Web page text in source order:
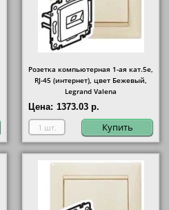
Розетка компьютерная 1-ая кат.5е,
RJ-45 (интернет), цвет Бежевый,
Legrand Valena
Цена: 1373.03 р.
Купить